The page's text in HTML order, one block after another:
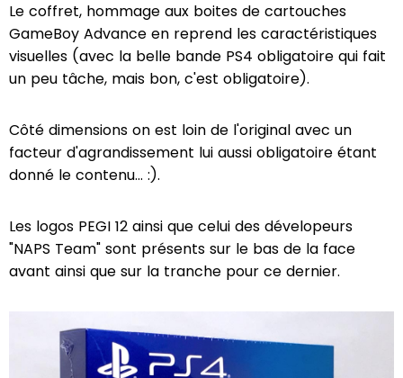
Le coffret, hommage aux boites de cartouches
GameBoy Advance en reprend les caractéristiques
visuelles (avec la belle bande PS4 obligatoire qui fait
un peu tâche, mais bon, c'est obligatoire).
Côté dimensions on est loin de l'original avec un
facteur d'agrandissement lui aussi obligatoire étant
donné le contenu... :).
Les logos PEGI 12 ainsi que celui des dévelopeurs
"NAPS Team" sont présents sur le bas de la face
avant ainsi que sur la tranche pour ce dernier.